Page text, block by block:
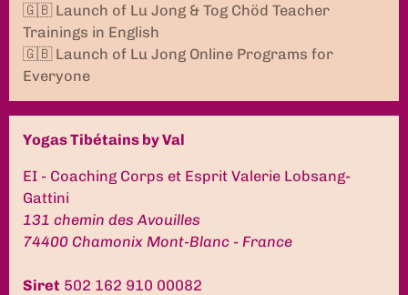
🇬🇧 Launch of Lu Jong & Tog Chöd Teacher
Trainings in English
🇬🇧 Launch of Lu Jong Online Programs for
Everyone
Yogas Tibétains by Val
EI - Coaching Corps et Esprit Valerie Lobsang-
Gattini
131 chemin des Avouilles
74400 Chamonix Mont-Blanc - France
Siret 502 162 910 00082